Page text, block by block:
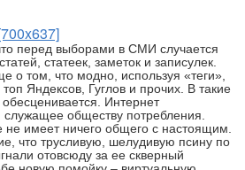
перед выборами в СМИ случается
статеек, заметок и записулек.
о том, что модно, используя «теги»,
Яндексов, Гуглов и прочих. В такие
Интернет
служащее обществу потребления.
не имеет ничего общего с настоящим.
что трусливую, шелудивую псину по
отовсюду за ее скверный